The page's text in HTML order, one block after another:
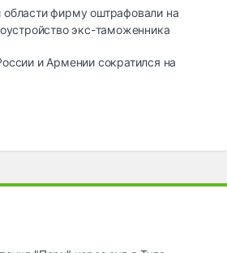
фирму оштрафовали на
экс-таможенника
и Армении сократился на